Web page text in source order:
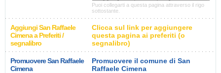
Puoi collegarti a questa pagina attraverso il rigo
sottostante.
Aggiungi San Raffaele
Cimena a Preferiti /
segnalibro
Clicca sul link per aggiungere
questa pagina ai preferiti (o
segnalibro)
Promuovere San Raffaele
Cimena
Promuovere il comune di San
Raffaele Cimena